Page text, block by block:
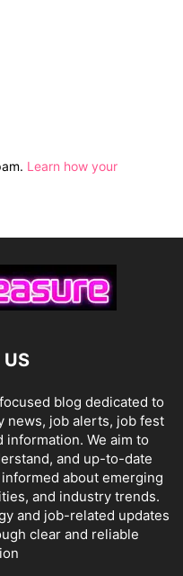
Learn how your
blog dedicated to
news, job alerts, job fest
We aim to
and up-to-date
about emerging
and industry trends.
and job-related updates
clear and reliable